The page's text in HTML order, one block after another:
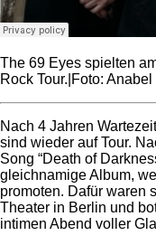
The 69 Eyes spielten
Rock Tour.|Foto:
Nach 4 Jahren
sind wieder auf Tour.
Song “Death of
gleichnamige Album,
promoten. Dafür waren
Theater in Berlin und
intimen Abend voller